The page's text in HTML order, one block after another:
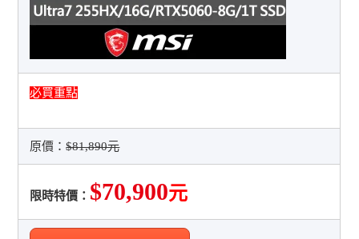
必買重點
原價：$81,890元
限時特價： $70,900元